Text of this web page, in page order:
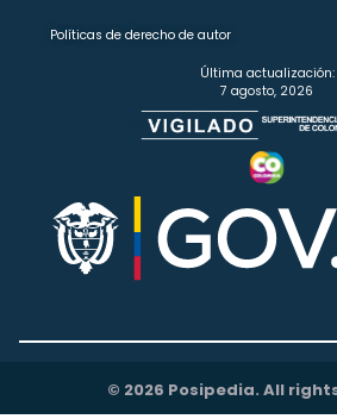
Políticas de derecho de autor
Última actualización:
7 agosto, 2026
© 2026 Posipedia. All